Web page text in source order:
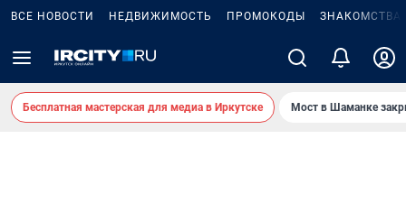
ВСЕ НОВОСТИ НЕДВИЖИМОСТЬ ПРОМОКОДЫ ЗНАКОМСТВА
Бесплатная мастерская для медиа в Иркутске Мост в Шаманке